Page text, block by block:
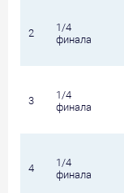
2
1/4
финала
3
1/4
финала
4
1/4
финала